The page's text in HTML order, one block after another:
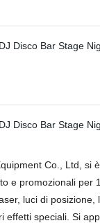
Co., Ltd,
e promozionali per
luci di
effetti speciali. Si